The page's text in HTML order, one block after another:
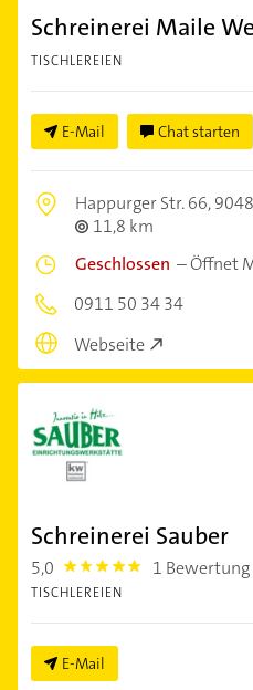
Schreinerei Maile
TISCHLEREIEN
E-Mail Chat starten
Happurger Str. 66,
11,8 km
Geschlossen –Öffnet
0911 50 34 34
Webseite
Schreinerei Sauber
5,0 5.0 1 Bewertung
TISCHLEREIEN
E-Mail